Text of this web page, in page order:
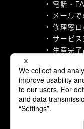
電話・
メール
修理窓口
サービ
生産完了
カタロ